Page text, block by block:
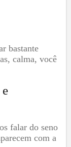
bastante
calma, você
falar do seno
com a